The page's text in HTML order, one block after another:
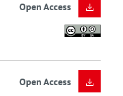
Open Access
Open Access